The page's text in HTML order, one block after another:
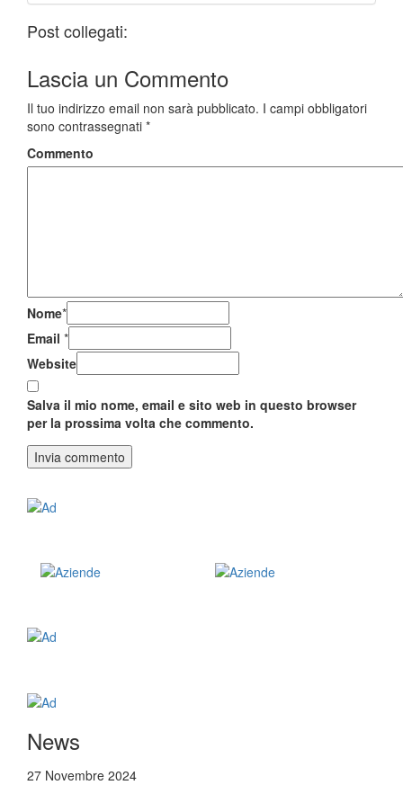
Post collegati:
Lascia un Commento
Il tuo indirizzo email non sarà pubblicato. I campi obbligatori
sono contrassegnati *
Commento
Nome*
Email *
Website
Salva il mio nome, email e sito web in questo browser
per la prossima volta che commento.
News
27 Novembre 2024